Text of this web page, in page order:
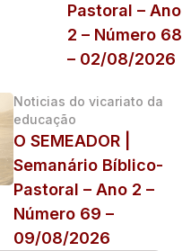
Pastoral – Ano
2 – Número 68
– 02/08/2026
Noticias do vicariato da
educação
O SEMEADOR |
Semanário Bíblico-
Pastoral – Ano 2 –
Número 69 –
09/08/2026